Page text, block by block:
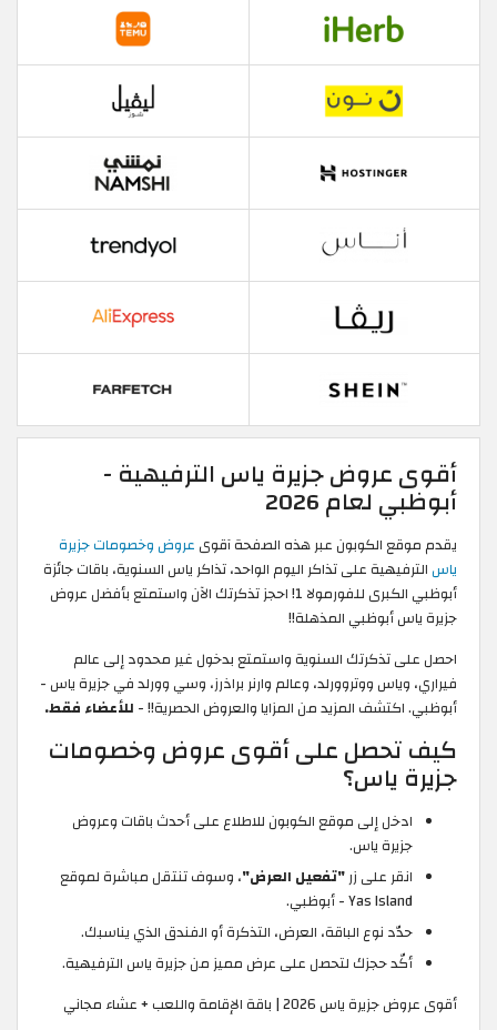
أقوى عروض جزيرة ياس الترفيهية -
أبوظبي لعام 2026
يقدم موقع الكوبون عبر هذه الصفحة آقوى عروض وخصومات جزيرة
ياسالترفيهية على تذاكر اليوم الواحد، تذاكر ياس السنوية، باقات جائزة
أبوظبي الكبرى للفورمولا 1! احجز تذكرتك الآن واستمتع بأفضل عروض
جزيرة ياس أبوظبي المذهلة!!
احصل على تذكرتك السنوية واستمتع بدخول غير محدود إلى عالم
فيراري، وياس ووتروورلد، وعالم وارنر براذرز، وسي وورلد في جزيرة ياس -
أبوظبي. اكتشف المزيد من المزايا والعروض الحصرية!! - للأعضاء فقط.
كيف تحصل على أقوى عروض وخصومات
جزيرة ياس؟
ادخل إلى موقع الكوبون للاطلاع على أحدث باقات وعروض
جزيرة ياس.
انقر على زر"تفعيل العرض"، وسوف تنتقل مباشرة لموقع
Yas Island - أبوظبي.
حدّد نوع الباقة، العرض، التذكرة أو الفندق الذي يناسبك.
أكّد حجزك لتحصل على عرض مميز من جزيرة ياس الترفيهية.
أقوى عروض جزيرة ياس 2026 | باقة الإقامة واللعب + عشاء مجاني